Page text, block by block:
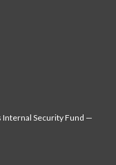
Internal Security Fund —